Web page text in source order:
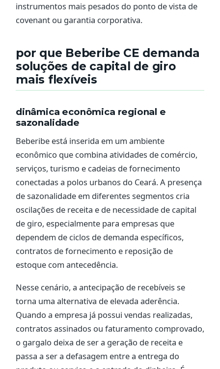
instrumentos mais pesados do ponto de vista de
covenant ou garantia corporativa.
por que Beberibe CE demanda
soluções de capital de giro
mais flexíveis
dinâmica econômica regional e
sazonalidade
Beberibe está inserida em um ambiente
econômico que combina atividades de comércio,
serviços, turismo e cadeias de fornecimento
conectadas a polos urbanos do Ceará. A presença
de sazonalidade em diferentes segmentos cria
oscilações de receita e de necessidade de capital
de giro, especialmente para empresas que
dependem de ciclos de demanda específicos,
contratos de fornecimento e reposição de
estoque com antecedência.
Nesse cenário, a antecipação de recebíveis se
torna uma alternativa de elevada aderência.
Quando a empresa já possui vendas realizadas,
contratos assinados ou faturamento comprovado,
o gargalo deixa de ser a geração de receita e
passa a ser a defasagem entre a entrega do